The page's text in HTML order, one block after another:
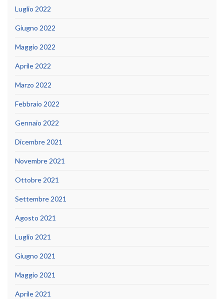
Luglio 2022
Giugno 2022
Maggio 2022
Aprile 2022
Marzo 2022
Febbraio 2022
Gennaio 2022
Dicembre 2021
Novembre 2021
Ottobre 2021
Settembre 2021
Agosto 2021
Luglio 2021
Giugno 2021
Maggio 2021
Aprile 2021